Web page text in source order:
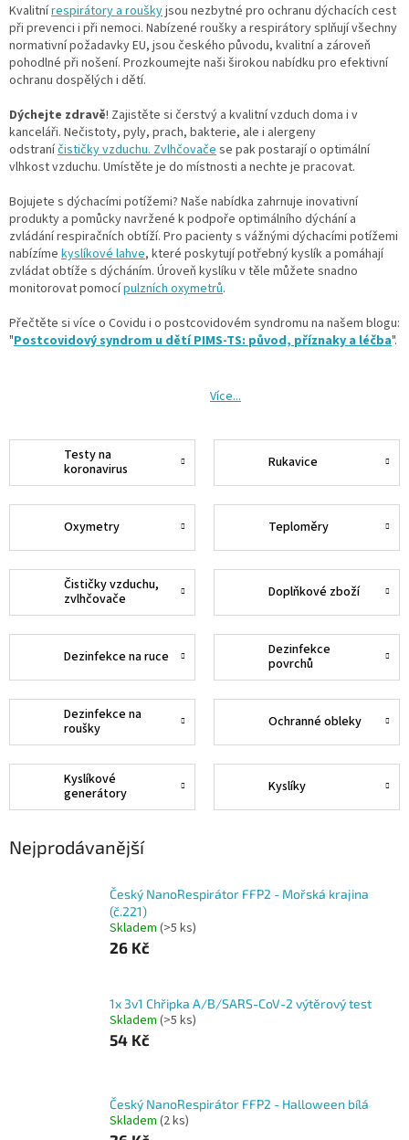
Kvalitnírespirátory a rouškyjsou nezbytné pro ochranu dýchacích cest
při prevenci i při nemoci. Nabízené roušky a respirátory splňují všechny
normativní požadavky EU, jsou českého původu, kvalitní a zároveň
pohodlné při nošení. Prozkoumejte naši širokou nabídku pro efektivní
ochranu dospělých i dětí.
Dýchejte zdravě! Zajistěte si čerstvý a kvalitní vzduch doma i v
kanceláři. Nečistoty, pyly, prach, bakterie, ale i alergeny
odstraníčističky vzduchu. Zvlhčovače se pak postarají o optimální
vlhkost vzduchu. Umístěte je do místnosti a nechte je pracovat.
Bojujete s dýchacími potížemi? Naše nabídka zahrnuje inovativní
produkty a pomůcky navržené k podpoře optimálního dýchání a
zvládání respiračních obtíží. Pro pacienty s vážnými dýchacími potížemi
nabízíme kyslíkové lahve, které poskytují potřebný kyslík a pomáhají
zvládat obtíže s dýcháním. Úroveň kyslíku v těle můžete snadno
monitorovat pomocípulzních oxymetrů.
Přečtěte si více o Covidu i o postcovidovém syndromu na našem blogu:
"Postcovidový syndrom u dětí PIMS-TS: původ, příznaky a léčba".
Více...
Testy na
koronavirus
Rukavice
Oxymetry Teploměry
Čističky vzduchu,
zvlhčovače
Doplňkové zboží
Dezinfekce na ruce
Dezinfekce
povrchů
Dezinfekce na
roušky
Ochranné obleky
Kyslíkové
generátory
Kyslíky
Nejprodávanější
Český NanoRespirátor FFP2 - Mořská krajina
(č.221)
Skladem (>5 ks)
26 Kč
1x 3v1 Chřipka A/B/SARS-CoV-2 výtěrový test
Skladem (>5 ks)
54 Kč
Český NanoRespirátor FFP2 - Halloween bílá
Skladem (2 ks)